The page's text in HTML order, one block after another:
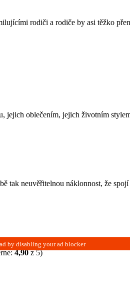
rodiči a rodiče by asi těžko
oblečením, jejich životním
tak neuvěřitelnou náklonnost, že
4,90z 5)